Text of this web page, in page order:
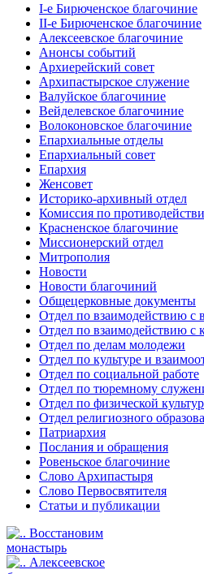
I-е Бирюченское благочиние
II-е Бирюченское благочиние
Алексеевское благочиние
Анонсы событий
Архиерейский совет
Архипастырское служение
Валуйское благочиние
Вейделевское благочиние
Волоконовское благочиние
Епархиальные отделы
Епархиальный совет
Епархия
Женсовет
Историко-архивный отдел
Комиссия по
Красненское благочиние
Миссионерский отдел
Митрополия
Новости
Новости благочиний
Общецерковные документы
Отдел по взаимодействию с
Отдел по взаимодействию с
Отдел по делам молодежи
Отдел по культуре и
Отдел по социальной работе
Отдел по тюремному
Отдел по физической
Отдел религиозного
Патриархия
Послания и обращения
Ровеньское благочиние
Слово Архипастыря
Слово Первосвятителя
Статьи и публикации
Восстановим
монастырь
Алексеевское